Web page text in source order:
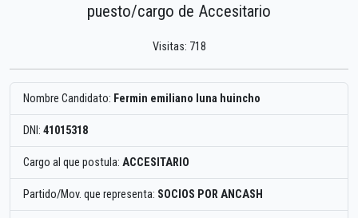
puesto/cargo de Accesitario
Visitas: 718
Nombre Candidato: Fermin emiliano luna huincho
DNI: 41015318
Cargo al que postula: ACCESITARIO
Partido/Mov. que representa: SOCIOS POR ANCASH